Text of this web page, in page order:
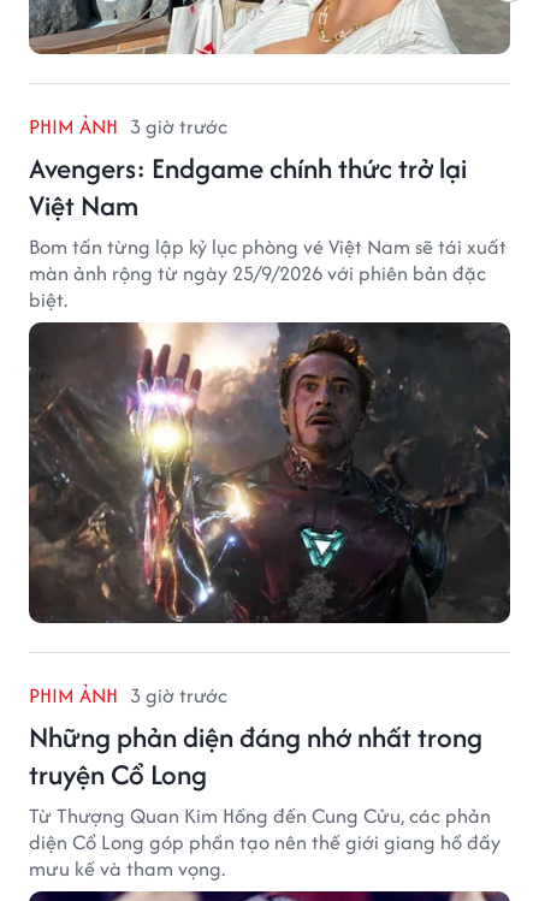
PHIM ẢNH 3 giờ trước
Avengers: Endgame chính thức trở lại
Việt Nam
Bom tấn từng lập kỷ lục phòng vé Việt Nam sẽ tái xuất
màn ảnh rộng từ ngày 25/9/2026 với phiên bản đặc
biệt.
PHIM ẢNH 3 giờ trước
Những phản diện đáng nhớ nhất trong
truyện Cổ Long
Từ Thượng Quan Kim Hồng đến Cung Cửu, các phản
diện Cổ Long góp phần tạo nên thế giới giang hồ đầy
mưu kế và tham vọng.